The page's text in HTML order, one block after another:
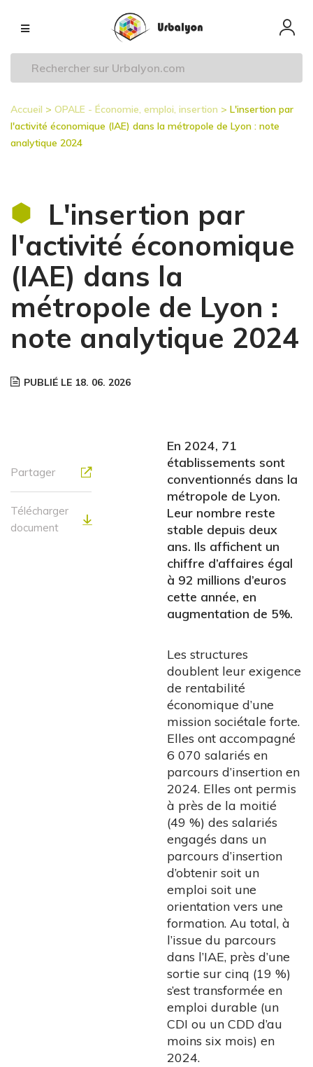
principal
Navigation
principale
Fil
d'Ariane
Accueil OPALE - Économie, emploi, insertion
L'insertion par
l'activité économique (IAE) dans la métropole de Lyon : note
analytique 2024
L'insertion par
l'activité économique
(IAE) dans la
métropole de Lyon :
note analytique 2024
PUBLIÉ LE 18. 06. 2026
Partager
Télécharger
document
En 2024, 71
établissements sont
conventionnés dans la
métropole de Lyon.
Leur nombre reste
stable depuis deux
ans. Ils affichent un
chiffre d’affaires égal
à 92 millions d’euros
cette année, en
augmentation de 5%.
Les structures
doublent leur exigence
de rentabilité
économique d’une
mission sociétale forte.
Elles ont accompagné
6 070 salariés en
parcours d’insertion en
2024. Elles ont permis
à près de la moitié
(49 %) des salariés
engagés dans un
parcours d’insertion
d’obtenir soit un
emploi soit une
orientation vers une
formation. Au total, à
l’issue du parcours
dans l’IAE, près d’une
sortie sur cinq (19 %)
s’est transformée en
emploi durable (un
CDI ou un CDD d’au
moins six mois) en
2024.